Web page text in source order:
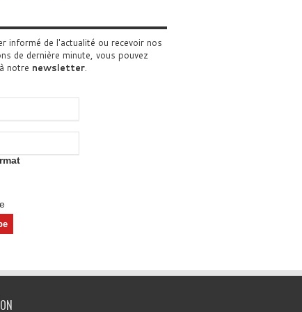
informé de l'actualité ou recevoir nos
de dernière minute, vous pouvez
notre newsletter.